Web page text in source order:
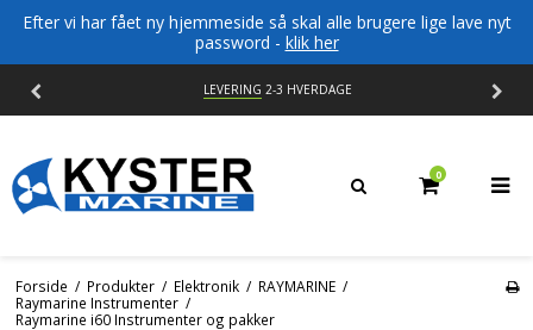
Efter vi har fået ny hjemmeside så skal alle brugere lige lave nyt
password - klik her
LEVERING 2-3 HVERDAGE
0
Forside / Produkter / Elektronik / RAYMARINE /
Raymarine Instrumenter /
Raymarine i60 Instrumenter og pakker